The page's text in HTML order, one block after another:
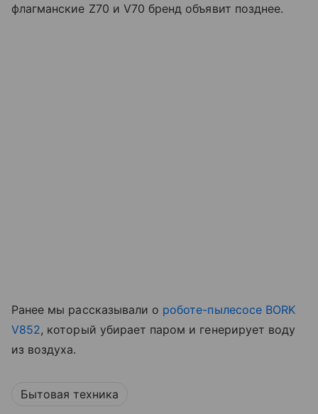
флагманские Z70 и V70 бренд объявит позднее.
Ранее мы рассказывали о роботе-пылесосе BORK
V852, который убирает паром и генерирует воду
из воздуха.
Бытовая техника